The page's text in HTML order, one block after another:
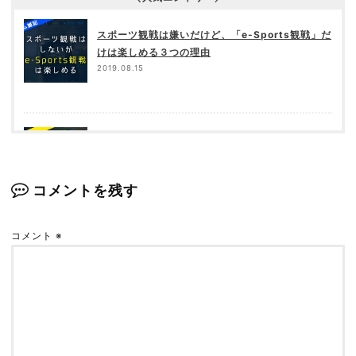
スポーツ観戦は嫌いだけど、「e-Sports観戦」だ
けは楽しめる３つの理由
2019.08.15
コメントを残す
コメント ※